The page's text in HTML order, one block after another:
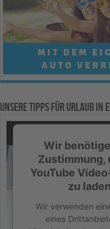
Unsere Tipps für Urlaub in
Wir
Zustimmung,
YouTube
zu
Wir verwenden
eines